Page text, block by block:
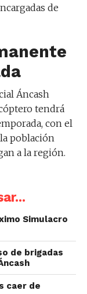
de
Áncash
tendrá
con el
población
a la región.
Simulacro
de brigadas
caer de